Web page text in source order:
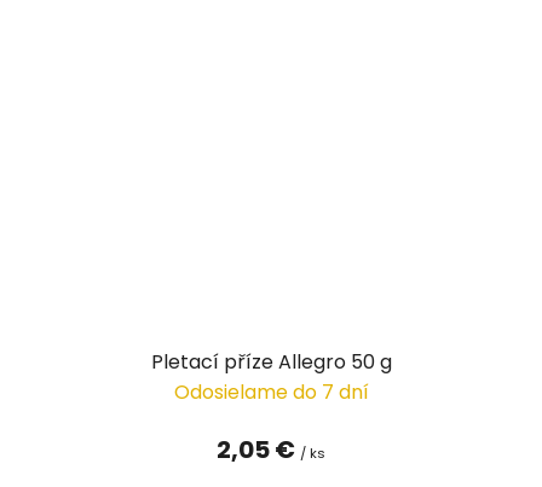
Pletací příze Allegro 50 g
Odosielame do 7 dní
2,05 € / ks